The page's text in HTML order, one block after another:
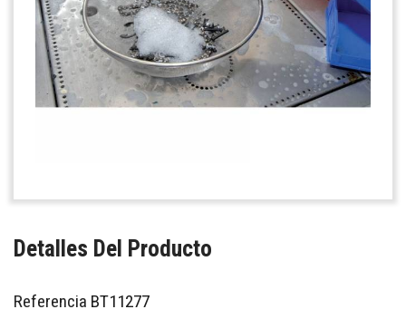
Detalles Del Producto
Referencia BT11277